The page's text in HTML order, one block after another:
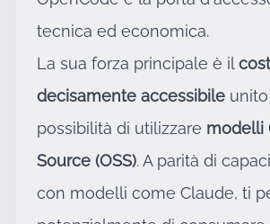
tecnica ed economica.
La sua forza principale è il
decisamente accessibile
possibilità di utilizzare modelli
Source (OSS). A parità di
con modelli come Claude, ti